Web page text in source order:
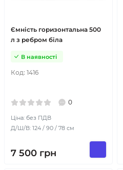
Ємність горизонтальна 500
л з ребром біла
Код: 1416
В наявності
0
Ціна: без ПДВ
Д/Ш/В: 124 / 90 / 78 см
7 500 грн